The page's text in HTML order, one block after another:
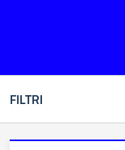
FILTRI